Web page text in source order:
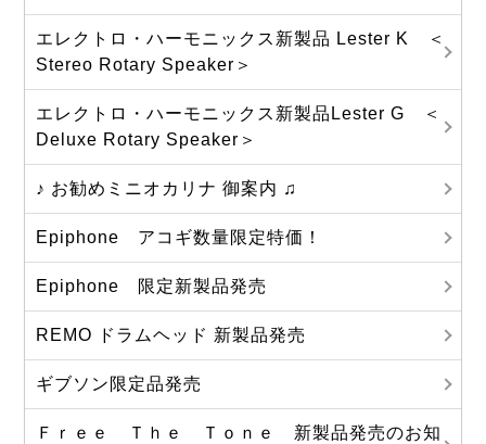
エレクトロ・ハーモニックス新製品 Lester K ＜
Stereo Rotary Speaker＞
エレクトロ・ハーモニックス新製品Lester G ＜
Deluxe Rotary Speaker＞
♪ お勧めミニオカリナ 御案内 ♫
Epiphone アコギ数量限定特価！
Epiphone 限定新製品発売
REMO ドラムヘッド 新製品発売
ギブソン限定品発売
Ｆｒｅｅ Ｔｈｅ Ｔｏｎｅ 新製品発売のお知